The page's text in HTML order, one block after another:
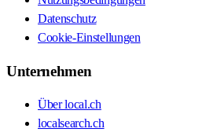
Datenschutz
Cookie-Einstellungen
Unternehmen
Über local.ch
localsearch.ch